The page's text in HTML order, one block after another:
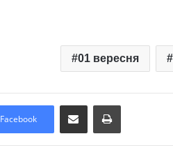
01 вересня
Facebook
Надіслати електронною поштоюНадрукувати